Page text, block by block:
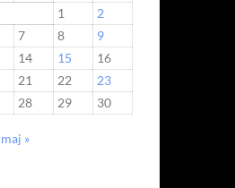
1
2
7 8
9
14 15
16
21 22
23
28 29 30
maj »